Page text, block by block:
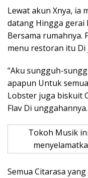
Lewat akun Xnya, ia
datang Hingga gerai
Bersama rumahnya.
menu restoran itu Di
“Aku sungguh-
apapun Untuk
Lobster juga biskuit
Flav Di unggahannya.
Tokoh Musik
Semua Citarasa